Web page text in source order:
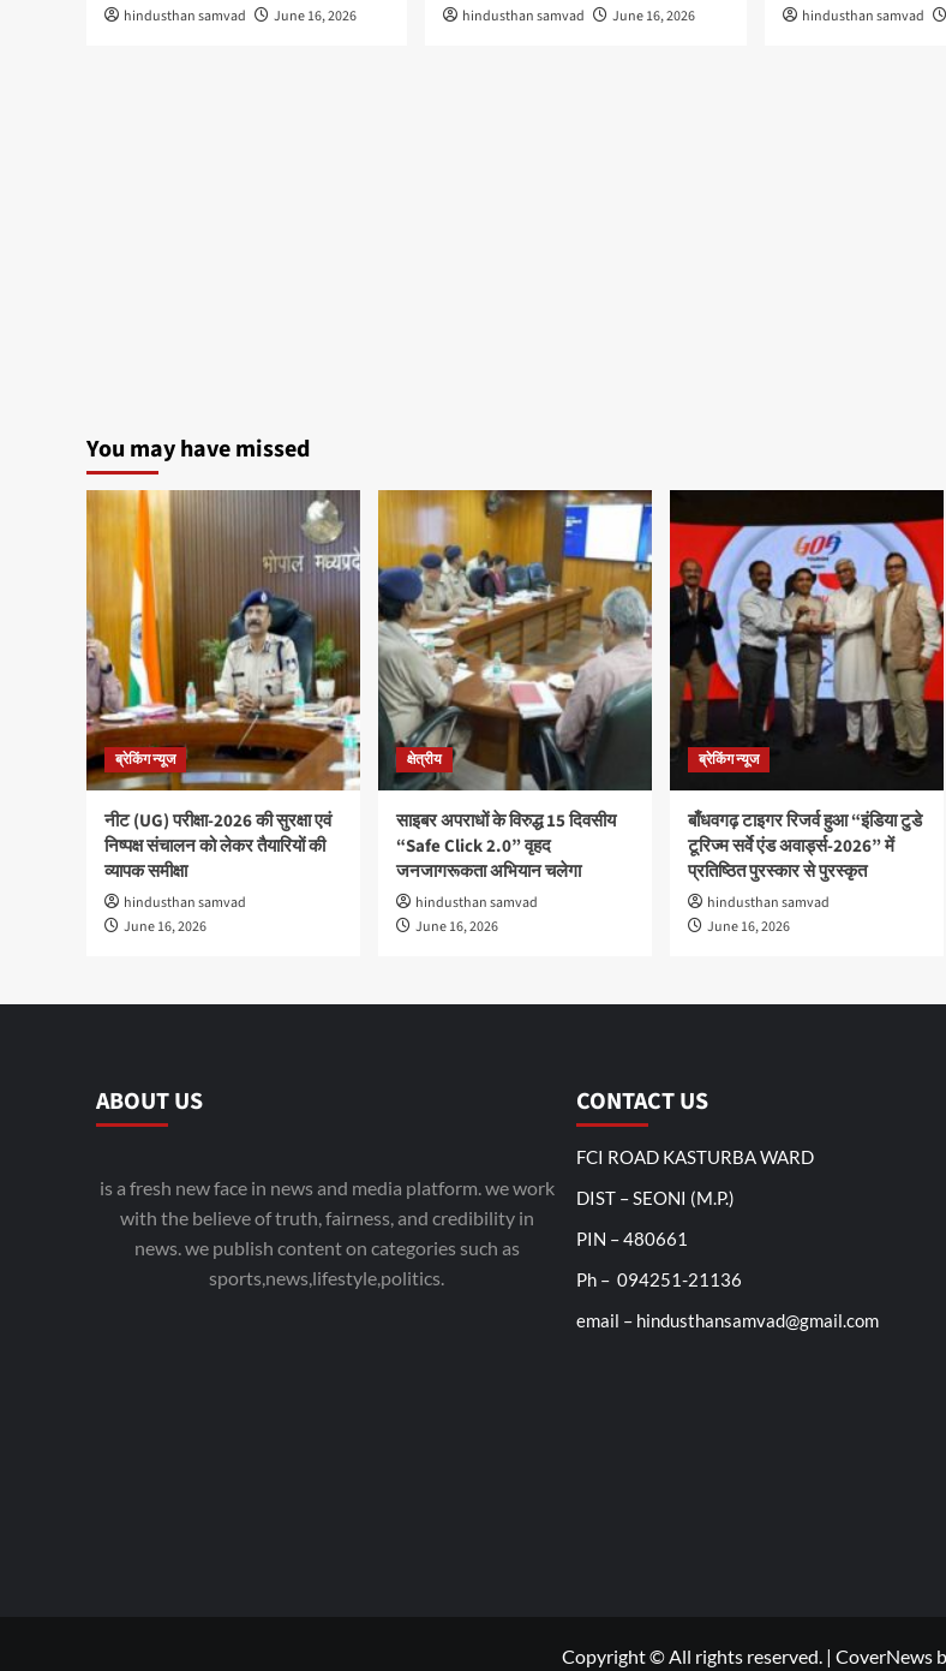
hindusthan samvad June 16, 2026 hindusthan samvad June 16, 2026 hindusthan samvad
You may have missed
ब्रेकिंग न्यूज
नीट (UG) परीक्षा-2026 की सुरक्षा एवं
निष्पक्ष संचालन को लेकर तैयारियों की
व्यापक समीक्षा
hindusthan samvad
June 16, 2026
क्षेत्रीय
साइबर अपराधों के विरुद्ध 15 दिवसीय
“Safe Click 2.0” वृहद
जनजागरूकता अभियान चलेगा
hindusthan samvad
June 16, 2026
ब्रेकिंग न्यूज
बाँधवगढ़ टाइगर रिजर्व हुआ “इंडिया टुडे
टूरिज्म सर्वे एंड अवार्ड्स-2026” में
प्रतिष्ठित पुरस्कार से पुरस्कृत
hindusthan samvad
June 16, 2026
ABOUT US
is a fresh new face in news and media platform. we work
with the believe of truth, fairness, and credibility in
news. we publish content on categories such as
sports,news,lifestyle,politics.
CONTACT US
FCI ROAD KASTURBA WARD
DIST – SEONI (M.P.)
PIN – 480661
Ph – 094251-21136
email – hindusthansamvad@gmail.com
Copyright © All rights reserved. | CoverNews